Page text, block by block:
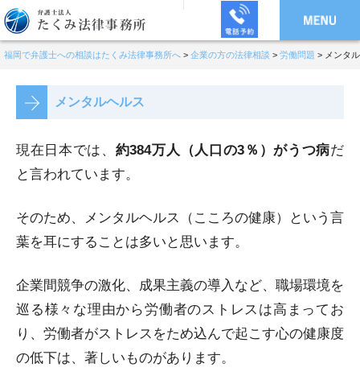
福岡で弁護士への相談はたくみ法律事務所へ > 企業の方の法律相談 > 労働問題 > メンタ
メンタルヘルス
現在日本では、 約384万人（人口の3％）がうつ病だ
と言われています。
そのため、メンタルヘルス（こころの健康）という言
葉を耳にすることは多いと思います。
企業間競争の激化、成果主義の導入など、職場環境を
巡る様々な理由から労働者のストレスは高まってお
り、労働者がストレスをため込んで起こす心の健康度
の低下は、著しいものがあります。